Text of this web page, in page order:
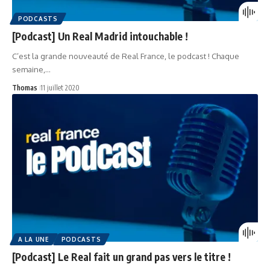
PODCASTS
[Podcast] Un Real Madrid intouchable !
C’est la grande nouveauté de Real France, le podcast ! Chaque
semaine,…
Thomas 11 juillet 2020
A LA UNE PODCASTS
[Podcast] Le Real fait un grand pas vers le titre !